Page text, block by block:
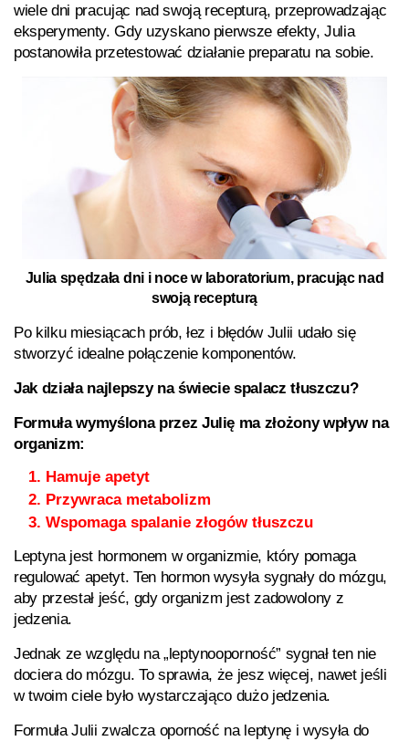
wiele dni pracując nad swoją recepturą, przeprowadzając
eksperymenty. Gdy uzyskano pierwsze efekty, Julia
postanowiła przetestować działanie preparatu na sobie.
Julia spędzała dni i noce w laboratorium, pracując nad
swoją recepturą
Po kilku miesiącach prób, łez i błędów Julii udało się
stworzyć idealne połączenie komponentów.
Jak działa najlepszy na świecie spalacz tłuszczu?
Formuła wymyślona przez Julię ma złożony wpływ na
organizm:
Hamuje apetyt
Przywraca metabolizm
Wspomaga spalanie złogów tłuszczu
Leptyna jest hormonem w organizmie, który pomaga
regulować apetyt. Ten hormon wysyła sygnały do mózgu,
aby przestał jeść, gdy organizm jest zadowolony z
jedzenia.
Jednak ze względu na „leptynooporność” sygnał ten nie
dociera do mózgu. To sprawia, że jesz więcej, nawet jeśli
w twoim ciele było wystarczająco dużo jedzenia.
Formuła Julii zwalcza oporność na leptynę i wysyła do